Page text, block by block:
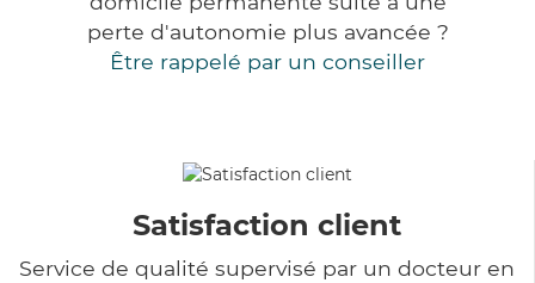
perte d'autonomie plus avancée ?
Être rappelé par un conseiller
Satisfaction client
Service de qualité supervisé par un docteur en